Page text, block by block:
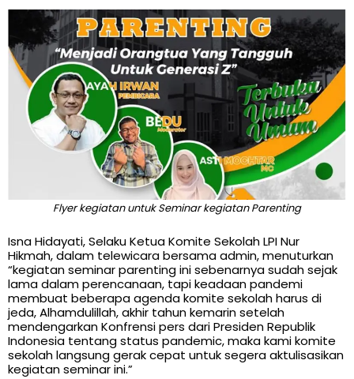
Flyer kegiatan untuk Seminar kegiatan Parenting
Isna Hidayati, Selaku Ketua Komite Sekolah LPI Nur
Hikmah, dalam telewicara bersama admin, menuturkan
“kegiatan seminar parenting ini sebenarnya sudah sejak
lama dalam perencanaan, tapi keadaan pandemi
membuat beberapa agenda komite sekolah harus di
jeda, Alhamdulillah, akhir tahun kemarin setelah
mendengarkan Konfrensi pers dari Presiden Republik
Indonesia tentang status pandemic, maka kami komite
sekolah langsung gerak cepat untuk segera aktulisasikan
kegiatan seminar ini.”